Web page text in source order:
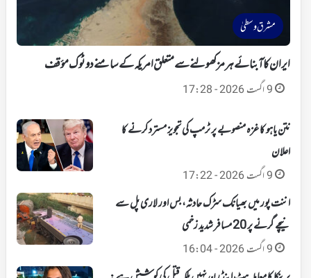
مشرق وسطیٰ
ایران کا آبنائے ہرمز کھولنے سے متعلق امریکہ کے سامنے دوٹوک مؤقف
9 اگست 2026 - 17:28
نتن یاہو کا غزہ منصوبے پر ٹرمپ کی تجویز مسترد کرنے کا
اعلان
9 اگست 2026 - 17:22
اننت پور میں بھیانک سڑک حادثہ، بس اور لاری پل سے
نیچے گرنے پر 20 مسافر شدید زخمی
9 اگست 2026 - 16:04